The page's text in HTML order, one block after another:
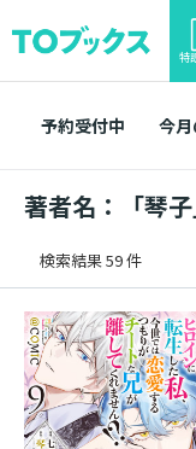
特
予約受付中 今
著者名：「琴
検索結果 59 件